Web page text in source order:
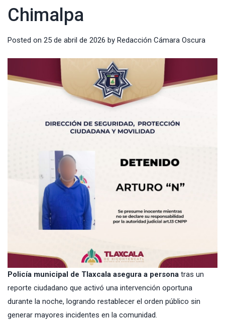
Chimalpa
Posted on 25 de abril de 2026 by Redacción Cámara Oscura
Policía municipal de Tlaxcala asegura a persona tras un
reporte ciudadano que activó una intervención oportuna
durante la noche, logrando restablecer el orden público sin
generar mayores incidentes en la comunidad.